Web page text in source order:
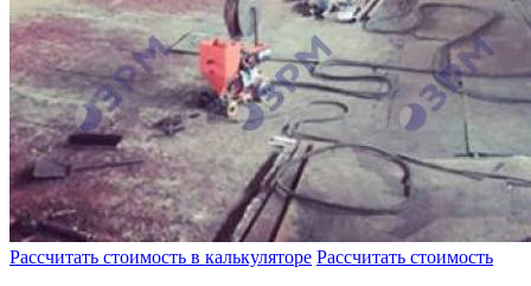
Рассчитать стоимость в калькуляторе Рассчитать стоимость